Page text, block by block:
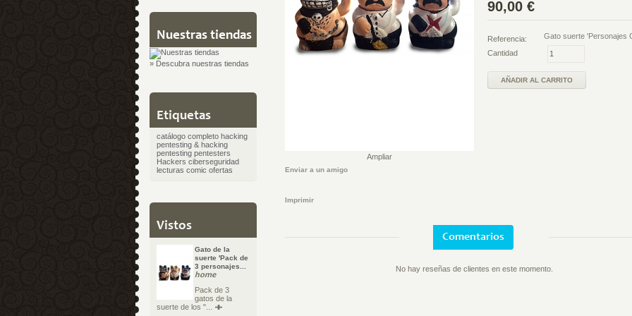
Nuestras tiendas
» Descubra nuestras tiendas
Etiquetas
catálogo completo hacking
pentesting & hacking
pentesting pentesters
Hackers ciberseguridad
lecturas comic ofertas
Vistos
Gato de la
suerte 'Pack de
3 personajes...
home
Pack de 3
gatos de la
suerte de los "...
Ampliar
Enviar a un amigo
Imprimir
90,00 €
Referencia: Gato suerte 'Personajes
Cantidad
Comentarios
No hay reseñas de clientes en este momento.